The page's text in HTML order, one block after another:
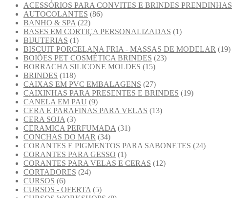
ACESSÓRIOS PARA CONVITES E BRINDES PRENDINHAS
AUTOCOLANTES (86)
BANHO & SPA (22)
BASES EM CORTIÇA PERSONALIZADAS (1)
BIJUTERIAS (1)
BISCUIT PORCELANA FRIA - MASSAS DE MODELAR (19)
BOIÕES PET COSMÉTICA BRINDES (23)
BORRACHA SILICONE MOLDES (15)
BRINDES (118)
CAIXAS EM PVC EMBALAGENS (27)
CAIXINHAS PARA PRESENTES E BRINDES (19)
CANELA EM PAU (9)
CERA E PARAFINAS PARA VELAS (13)
CERA SOJA (3)
CERAMICA PERFUMADA (31)
CONCHAS DO MAR (34)
CORANTES E PIGMENTOS PARA SABONETES (24)
CORANTES PARA GESSO (1)
CORANTES PARA VELAS E CERAS (12)
CORTADORES (24)
CURSOS (6)
CURSOS - OFERTA (5)